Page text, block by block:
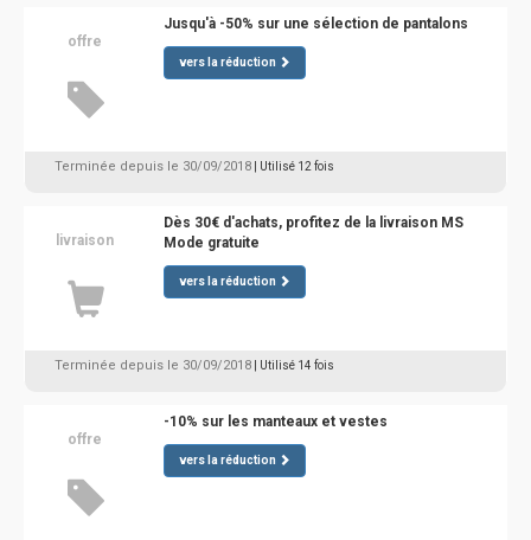
offre
Jusqu'à -50% sur une sélection de pantalons
vers la réduction
Terminée depuis le 30/09/2018 | Utilisé 12 fois
livraison
Dès 30€ d'achats, profitez de la livraison MS
Mode gratuite
vers la réduction
Terminée depuis le 30/09/2018 | Utilisé 14 fois
offre
-10% sur les manteaux et vestes
vers la réduction